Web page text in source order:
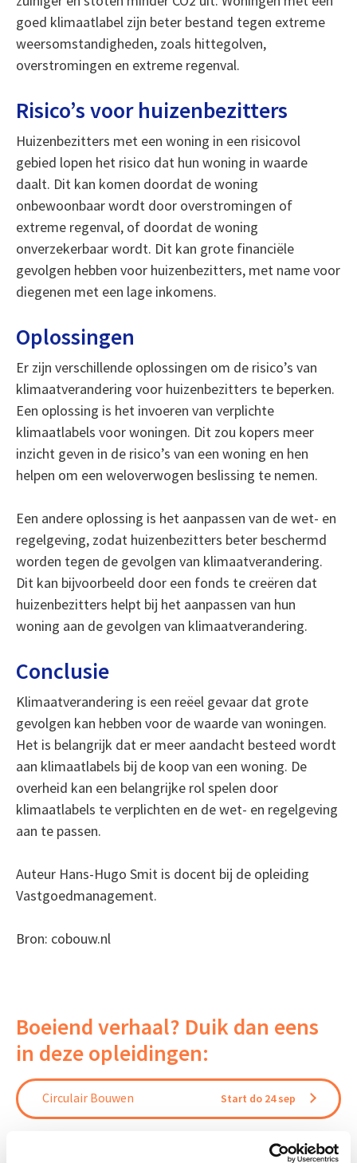
goed klimaatlabel zijn beter bestand tegen extreme
weersomstandigheden, zoals hittegolven,
overstromingen en extreme regenval.
Risico’s voor huizenbezitters
Huizenbezitters met een woning in een risicovol
gebied lopen het risico dat hun woning in waarde
daalt. Dit kan komen doordat de woning
onbewoonbaar wordt door overstromingen of
extreme regenval, of doordat de woning
onverzekerbaar wordt. Dit kan grote financiële
gevolgen hebben voor huizenbezitters, met name voor
diegenen met een lage inkomens.
Oplossingen
Er zijn verschillende oplossingen om de risico’s van
klimaatverandering voor huizenbezitters te beperken.
Een oplossing is het invoeren van verplichte
klimaatlabels voor woningen. Dit zou kopers meer
inzicht geven in de risico’s van een woning en hen
helpen om een weloverwogen beslissing te nemen.
Een andere oplossing is het aanpassen van de wet- en
regelgeving, zodat huizenbezitters beter beschermd
worden tegen de gevolgen van klimaatverandering.
Dit kan bijvoorbeeld door een fonds te creëren dat
huizenbezitters helpt bij het aanpassen van hun
woning aan de gevolgen van klimaatverandering.
Conclusie
Klimaatverandering is een reëel gevaar dat grote
gevolgen kan hebben voor de waarde van woningen.
Het is belangrijk dat er meer aandacht besteed wordt
aan klimaatlabels bij de koop van een woning. De
overheid kan een belangrijke rol spelen door
klimaatlabels te verplichten en de wet- en regelgeving
aan te passen.
Auteur Hans-Hugo Smit is docent bij de opleiding
Vastgoedmanagement.
Bron: cobouw.nl
Boeiend verhaal? Duik dan eens
in deze opleidingen:
Circulair Bouwen Start do 24 sep
Start wo 9 sep